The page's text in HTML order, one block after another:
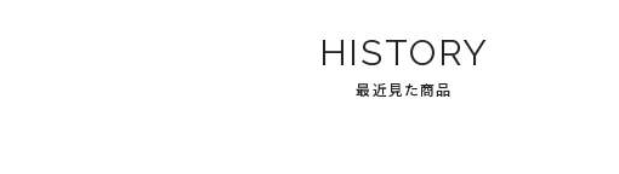
HISTORY
最近見た商品